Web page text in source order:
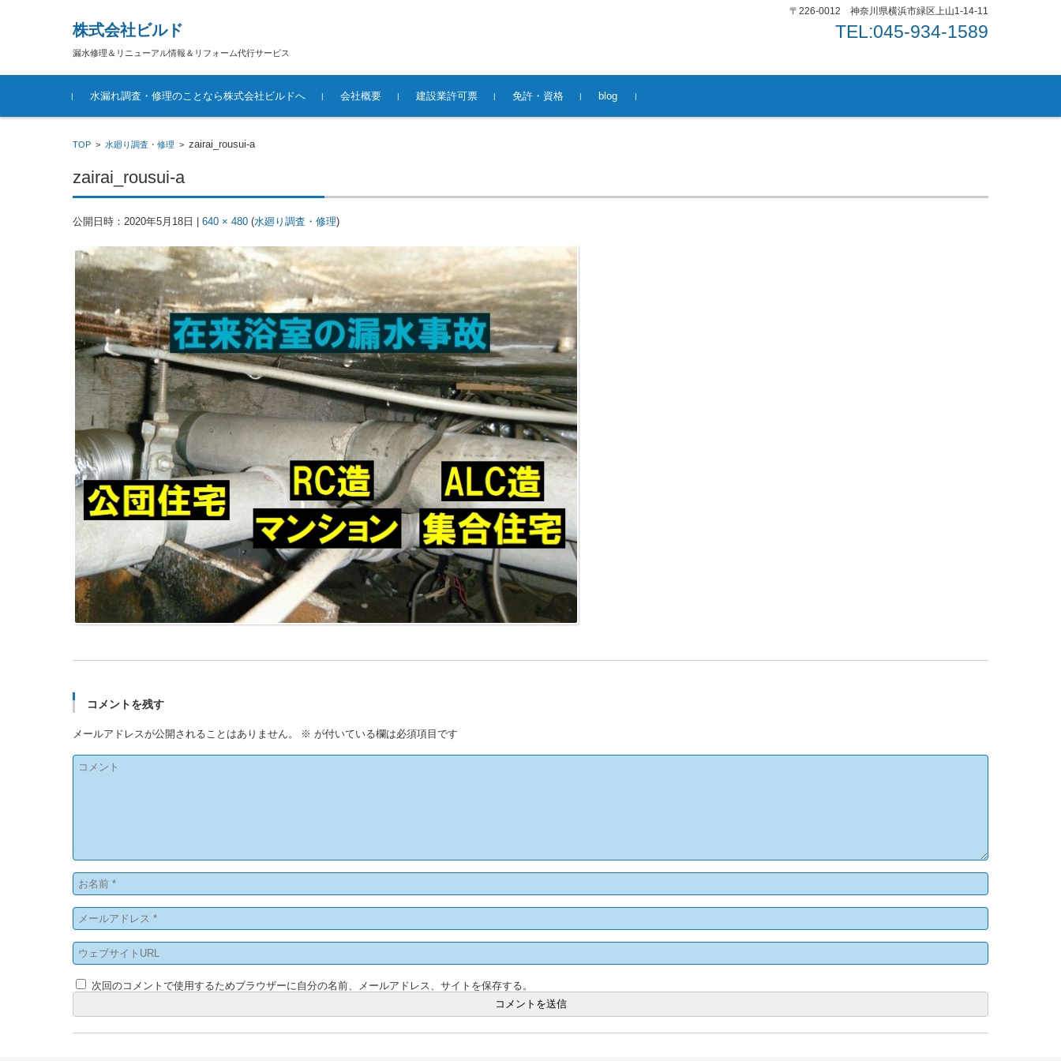
株式会社ビルド
漏水修理＆リニューアル情報＆リフォーム代行サービス
〒226-0012 神奈川県横浜市緑区上山1-14-11
TEL:045-934-1589
コンテンツに移動
水漏れ調査・修理のことなら株式会社ビルドへ
会社概要 建設業許可票 免許・資格 blog
TOP > 水廻り調査・修理 > zairai_rousui-a
zairai_rousui-a
公開日時： 2020年5月18日 640 × 480 (水廻り調査・修理)
コメントを残す
メールアドレスが公開されることはありません。 ※ が付いている欄は必須項目です
次回のコメントで使用するためブラウザーに自分の名前、メールアドレス、サイトを保存する。